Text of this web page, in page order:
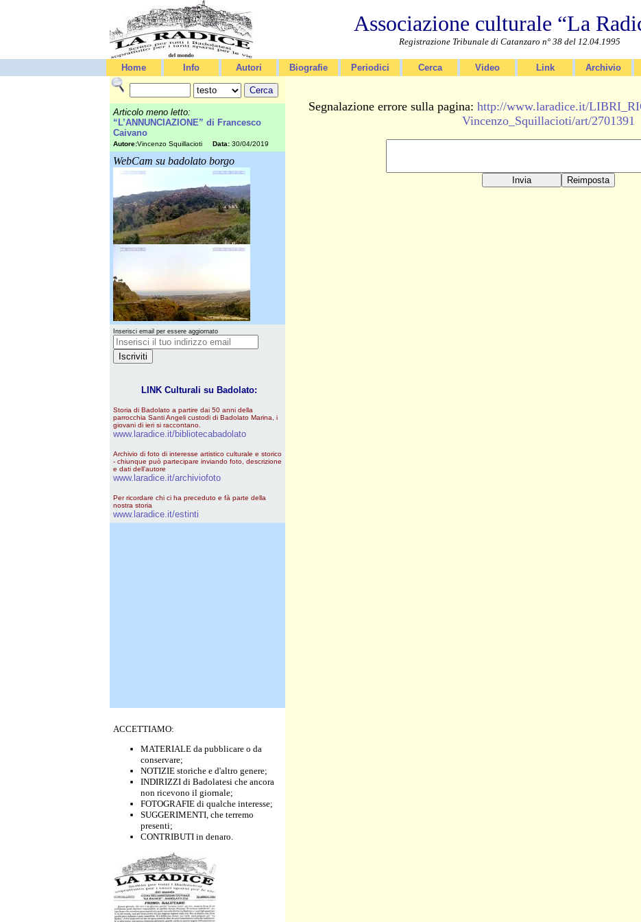
Associazione culturale “La
Registrazione Tribunale di Catanzaro n° 38 del 12.04.1995
Home Info Autori Biografie Periodici Cerca Video Link Archivio
Articolo meno letto:
“L’ANNUNCIAZIONE” di Francesco
Caivano
Autore:Vincenzo Squillacioti Data: 30/04/2019
WebCam su badolato borgo
Inserisci email per essere aggiornato
LINK Culturali su Badolato:
Storia di Badolato a partire dai 50 anni della
parrocchia Santi Angeli custodi di Badolato Marina, i
giovani di ieri si raccontano.
www.laradice.it/bibliotecabadolato
Archivio di foto di interesse artistico culturale e storico
- chiunque può partecipare inviando foto, descrizione
e dati dell'autore
www.laradice.it/archiviofoto
Per ricordare chi ci ha preceduto e fà parte della
nostra storia
www.laradice.it/estinti
ACCETTIAMO:
MATERIALE da pubblicare o da
conservare;
NOTIZIE storiche e d'altro genere;
INDIRIZZI di Badolatesi che ancora
non ricevono il giornale;
FOTOGRAFIE di qualche interesse;
SUGGERIMENTI, che terremo
presenti;
CONTRIBUTI in denaro.
Segnalazione errore sulla pagina: http://www.laradice.it/
Vincenzo_Squillacioti/art/2701391